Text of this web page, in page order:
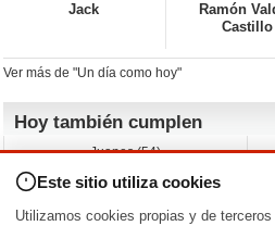
Jack
Ramón
Castillo
Ver más de "Un día como hoy"
Hoy también cumplen
Juanes (54)
Jessica Capshaw (50)
Sam Elliott (82)
Este sitio utiliza cookies
Utilizamos cookies propias y de